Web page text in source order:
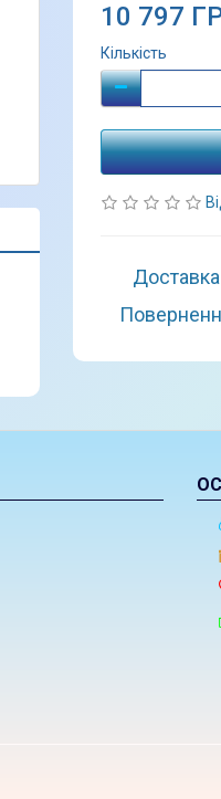
10 797
Кількість